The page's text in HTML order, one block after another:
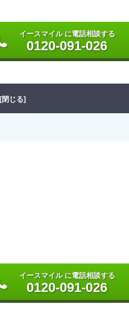
イースマイル に電話相談する
0120-091-026
[閉じる]
イースマイル に電話相談する
0120-091-026